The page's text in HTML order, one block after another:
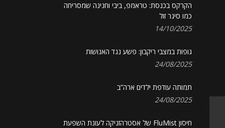
הקרקס בכנסת: טראמפ, ביבי וחנינה שמסריחה
כמו סיגר זול
14/10/2025
גופות במצבי ריקבון: פשע נגד האנושות
24/08/2025
תמותה עודפת ילדים ארה”ב
24/08/2025
חיסון FluMist של אסטרהזניקה לעונת השפעת